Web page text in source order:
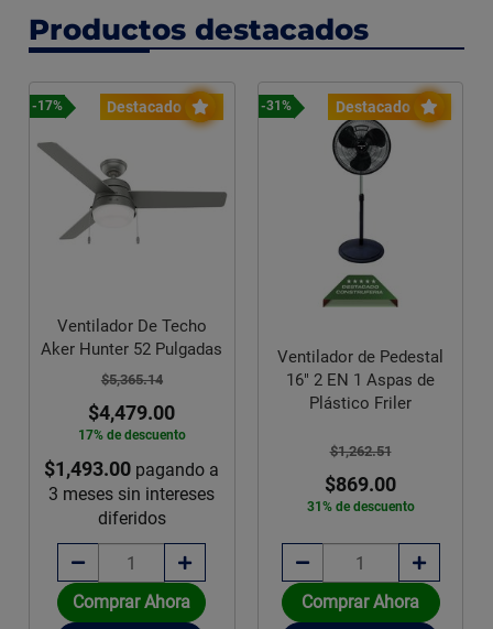
Productos destacados
Destacado
-17%
Ventilador De Techo
Aker Hunter 52 Pulgadas
$5,365.14
$4,479.00
17% de descuento
$1,493.00 pagando a
3 meses sin intereses
diferidos
Comprar Ahora
Destacado
-31%
Ventilador de Pedestal
16" 2 EN 1 Aspas de
Plástico Friler
$1,262.51
$869.00
31% de descuento
Comprar Ahora